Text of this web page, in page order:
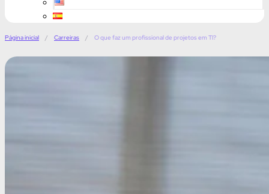
Página inicial / Carreiras / O que faz um profissional de projetos em TI?